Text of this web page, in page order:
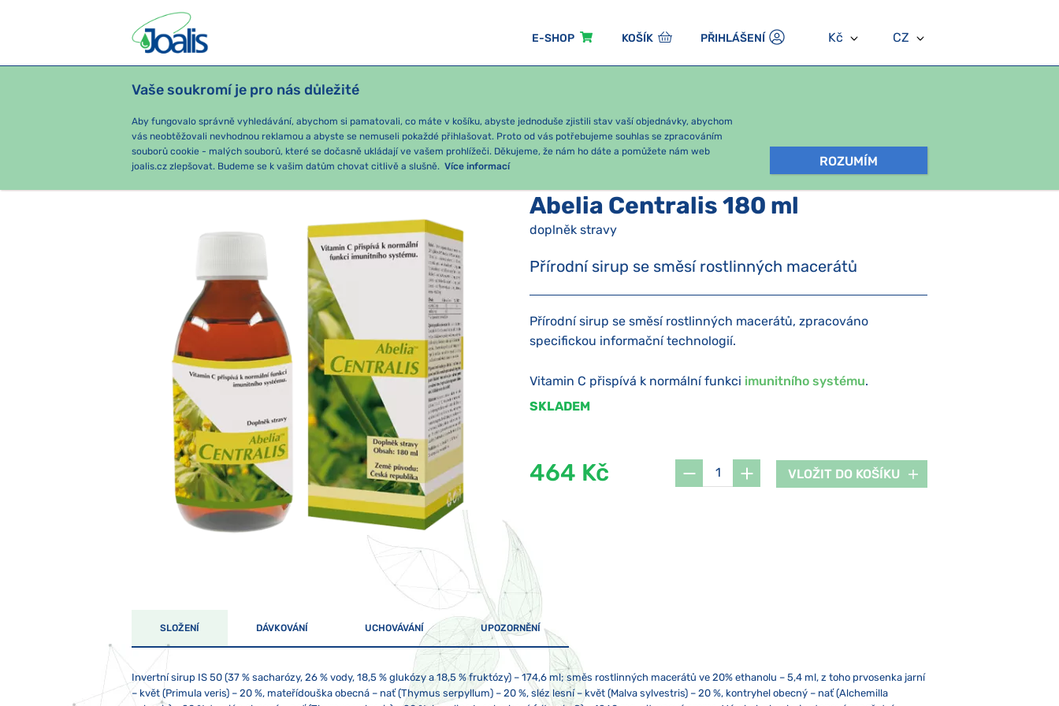
E-SHOP KOŠÍK PŘIHLÁŠENÍ Kč CZ
Vaše soukromí je pro nás důležité
Aby fungovalo správně vyhledávání, abychom si pamatovali, co máte v košíku, abyste jednoduše zjistili stav vaší objednávky, abychom
vás neobtěžovali nevhodnou reklamou a abyste se nemuseli pokaždé přihlašovat. Proto od vás potřebujeme souhlas se zpracováním
souborů cookie - malých souborů, které se dočasně ukládají ve vašem prohlížeči. Děkujeme, že nám ho dáte a pomůžete nám web
joalis.cz zlepšovat. Budeme se k vašim datům chovat citlivě a slušně. Více informací ROZUMÍM
PRODUKTY PODLE OBTÍŽÍ SEZÓNNÍ BALÍČKY
e-shop Joalis PODLE KATEGORIE Joalis komplexy Abelia Centralis 180 ml
Abelia Centralis 180 ml
doplněk stravy
Přírodní sirup se směsí rostlinných macerátů
Přírodní sirup se směsí rostlinných macerátů, zpracováno
specifickou informační technologií.
Vitamin C přispívá k normální funkci imunitního systému.
SKLADEM
464 Kč VLOŽIT DO KOŠÍKU
SLOŽENÍ DÁVKOVÁNÍ UCHOVÁVÁNÍ UPOZORNĚNÍ
Invertní sirup IS 50 (37 % sacharózy, 26 % vody, 18,5 % glukózy a 18,5 % fruktózy) – 174,6 ml; směs rostlinných macerátů ve 20% ethanolu – 5,4 ml, z toho prvosenka jarní
– květ (Primula veris) – 20 %, mateřídouška obecná – nať (Thymus serpyllum) – 20 %, sléz lesní – květ (Malva sylvestris) – 20 %, kontryhel obecný – nať (Alchemilla